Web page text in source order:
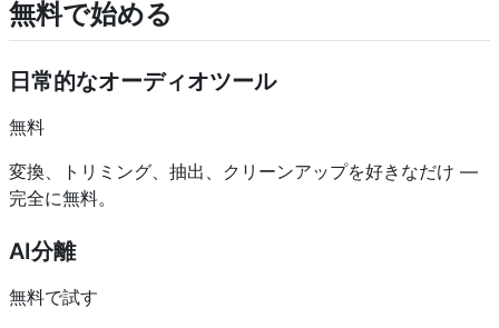
無料で始める
日常的なオーディオツール
無料
変換、トリミング、抽出、クリーンアップを好きなだけ —
完全に無料。
AI分離
無料で試す